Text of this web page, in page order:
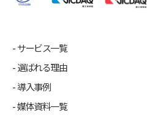
サービス一覧
選ばれる理由
導入事例
媒体資料一覧